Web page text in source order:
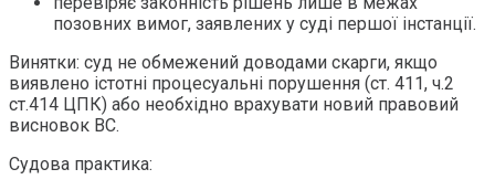
позовних вимог, заявлених у суді першої інстанції.
Винятки: суд не обмежений доводами скарги, якщо
виявлено істотні процесуальні порушення (ст. 411, ч.2
ст.414 ЦПК) або необхідно врахувати новий правовий
висновок ВС.
Судова практика: